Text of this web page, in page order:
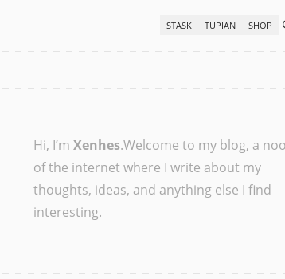
STASK TUPIAN SHOP
Hi, I’m Xenhes.Welcome to my blog, a
of the internet where I write about my
thoughts, ideas, and anything else I find
interesting.